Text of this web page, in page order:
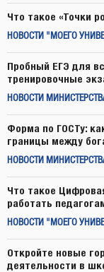
Что такое «Точки
НОВОСТИ "МОЕГО
Пробный ЕГЭ для
тренировочные
НОВОСТИ
Форма по ГОСТу:
границы между
НОВОСТИ
Что такое
работать
НОВОСТИ "МОЕГО
Откройте новые
деятельности в